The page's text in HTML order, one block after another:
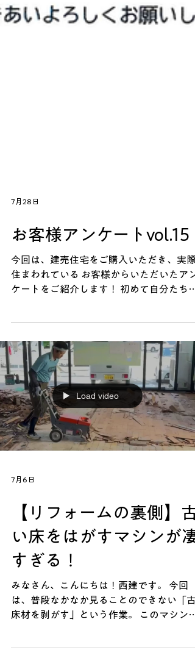
7月28日
お客様アンケートvol.15
今回は、建売住宅をご購入いただき、実際
ワクワクでした。子どもたちも喜んでいて
安心できました。 との温かい感想(*^^*) マ
イホームは建てて終わりではなく、そこか
新しい暮らしが始ります。 お客様が毎日の
生活を楽しみ、「自分たちの家」と感じて
ただけていることを、スタッフ一同とても
しく思います。 【建売住宅情報】 ～全国で
も話題のエリア～ □所在地：熊本県合志市
み） □土地面積：193.65㎡（58.58坪） □
43.06㎡（13.03坪） ２階：37.06㎡
（11.21坪） □間取り：２階リビングダイニ
ング／３LDK／ドライルーム／ファミリー
駐車場２台完備 ＊見学予約はコチラ 新築分
譲住宅 須屋の家 | フォーム｜中庭のある家
ロコハウス ～空港も市街地もアクセス抜群
～..
Load video
7月6日
【リフォームの裏側】古
い床をはがすマシンが凄
すぎる！
みなさん、こんにちは！西建です。 今回